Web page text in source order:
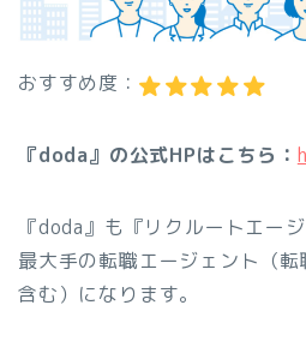
おすすめ度：
『doda』の公式HPはこちら：
『doda』も『リクルートエー
最大手の転職エージェント（
含む）になります。